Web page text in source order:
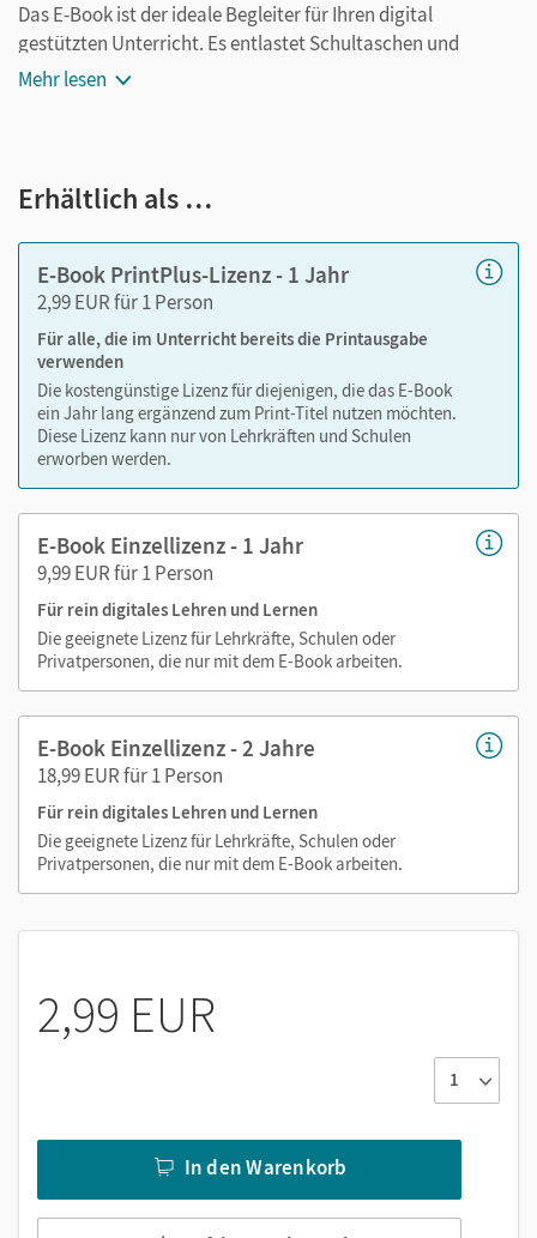
Das E-Book ist der ideale Begleiter für Ihren digital
gestützten Unterricht. Es entlastet Schultaschen und
Rucksäcke und ist jederzeit unkompliziert verfügbar.
Notizen erstellen
Markierungen setzen
Text ergänzen
Lesezeichen hinzufügen
im Text suchen
zoomen
Die Medien sind wichtige Bestandteile dieses E-Books. Sie
sind seitengenau platziert, damit Sie und Ihre Schüler/-innen
jederzeit unkompliziert darauf zugreifen können. So
gestalten Sie das Lehren und Lernen zeitsparend und
abwechslungsreich. Kein Medienwechsel! Kein
zeitaufwendiges Suchen!
Medien in diesem E-Book:
Audios
Videos
Interaktive Übungen
PDF-Dateien
Externe Weblinks zu Erklärfilmen, Dokumenten,
Bildern und Texten
Grafiken
Mehr lesen
Erhältlich als …
E-Book PrintPlus-Lizenz - 1 Jahr
2,99 EUR für 1 Person
Für alle, die im Unterricht bereits die Printausgabe
verwenden
Die kostengünstige Lizenz für diejenigen, die das E-Book
ein Jahr lang ergänzend zum Print-Titel nutzen möchten.
Diese Lizenz kann nur von Lehrkräften und Schulen
erworben werden.
E-Book Einzellizenz - 1 Jahr
9,99 EUR für 1 Person
Für rein digitales Lehren und Lernen
Die geeignete Lizenz für Lehrkräfte, Schulen oder
Privatpersonen, die nur mit dem E-Book arbeiten.
E-Book Einzellizenz - 2 Jahre
18,99 EUR für 1 Person
Für rein digitales Lehren und Lernen
Die geeignete Lizenz für Lehrkräfte, Schulen oder
Privatpersonen, die nur mit dem E-Book arbeiten.
2,99 EUR
In den Warenkorb